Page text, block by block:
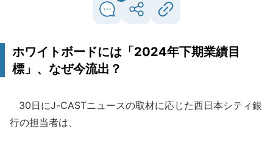
ホワイトボードには「2024年下期業績目
標」、なぜ今流出？
30日にJ-CASTニュースの取材に応じた西日本シティ銀
行の担当者は、